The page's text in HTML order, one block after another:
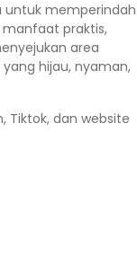
untuk memperindah
praktis,
area
hijau, nyaman,
Tiktok, dan website